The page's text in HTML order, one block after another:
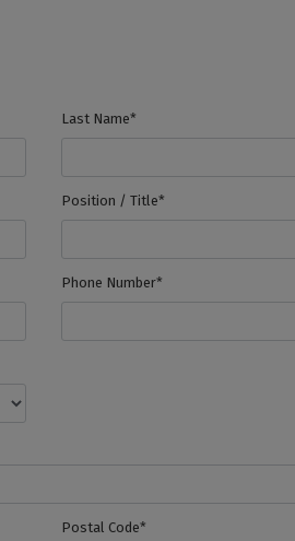
Last Name*
Position / Title*
Phone Number*
Postal Code*